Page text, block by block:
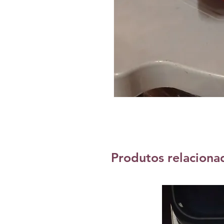
Produtos